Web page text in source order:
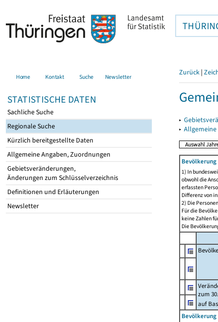
Home Kontakt Suche Newsletter
STATISTISCHE DATEN
Sachliche Suche
Regionale Suche
Kürzlich bereitgestellte Daten
Allgemeine Angaben, Zuordnungen
Gebietsveränderungen,
Änderungen zum Schlüsselverzeichnis
Definitionen und Erläuterungen
Newsletter
Zurück |
▸
▸
1) In
obwohl die
erfassten
Differenz von
2) Die
Für die
keine Zahlen
Die
zum
auf
Bevölkerung